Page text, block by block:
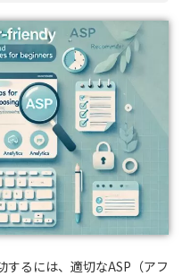
するには、適切なASP（アフ